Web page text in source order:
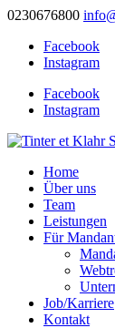
0230676800
Facebook
Instagram
Facebook
Instagram
Home
Über uns
Team
Leistungen
Für
Job/Karriere
Kontakt